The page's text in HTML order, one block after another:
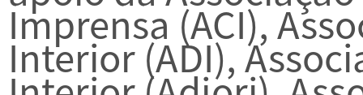
Imprensa (ACI),
Interior (ADI),